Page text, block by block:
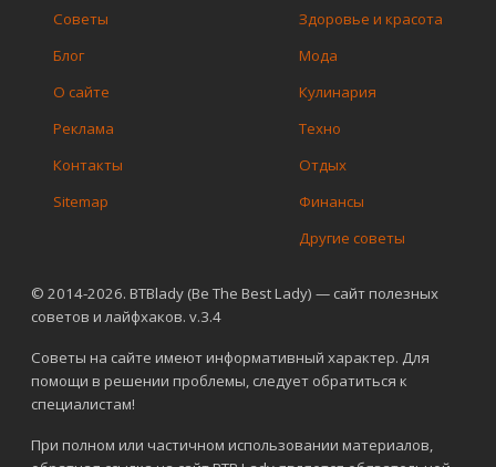
© 2014-2026. BTBlady (Be The Best Lady) — сайт полезных
советов и лайфхаков. v.3.4
Советы на сайте имеют информативный характер. Для
помощи в решении проблемы, следует обратиться к
специалистам!
При полном или частичном использовании материалов,
Советы
Блог
О сайте
Реклама
Контакты
Sitemap
Здоровье и красота
Мода
Кулинария
Техно
Отдых
Финансы
Другие советы